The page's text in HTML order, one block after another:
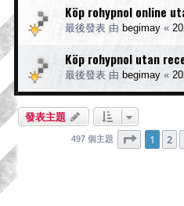
Köp rohypnol online
最後發表 由 begimay «
Köp rohypnol utan
最後發表 由 begimay «
發表主題
497 個主題 第 1 頁 (
1 2